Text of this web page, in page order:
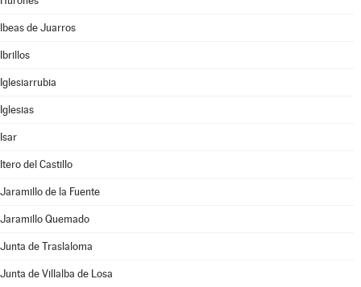
Ibeas de Juarros
Ibrillos
Iglesiarrubia
Iglesias
Isar
Itero del Castillo
Jaramillo de la Fuente
Jaramillo Quemado
Junta de Traslaloma
Junta de Villalba de Losa